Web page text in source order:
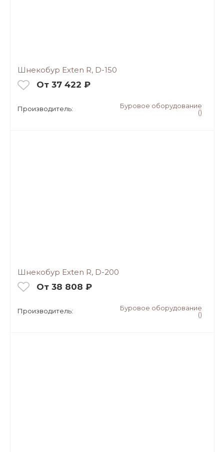
Шнекобур Exten R, D-150
От 37 422 ₽
Производитель:
Буровое оборудование
()
Шнекобур Exten R, D-200
От 38 808 ₽
Производитель:
Буровое оборудование
()